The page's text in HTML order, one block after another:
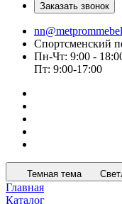
Заказать звонок
Спортсменский
Пн-Чт: 9:00 -
Пт: 9:00-17:00
Темная тема
Главная
Каталог